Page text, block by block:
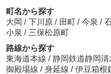
町名から探す
大岡 / 下川原 / 田町 / 今泉 /
小泉 / 三保松原町
路線から探す
東海道本線 / 静岡鉄道静岡清
御殿場線 / 身延線 / 伊豆箱根